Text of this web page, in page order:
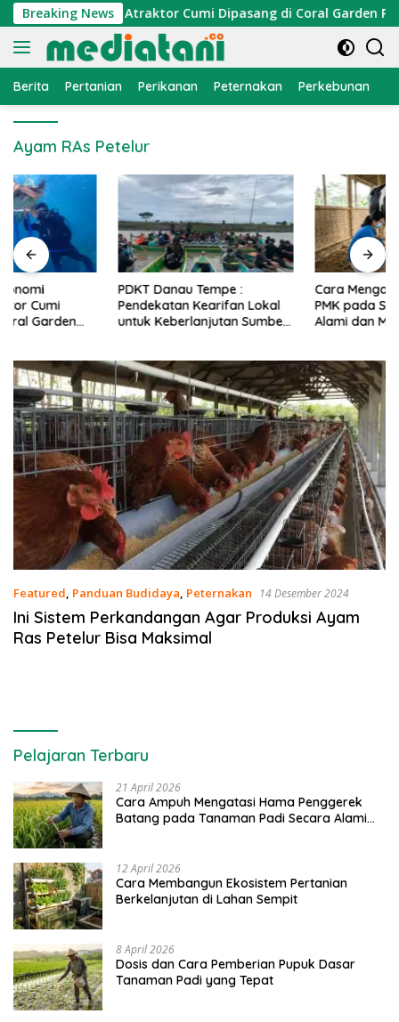
Langsung
ke
konten
Breaking News
Nelayan, Atraktor Cumi Dipasang di Coral Garden
Berita Pertanian Perikanan Peternakan Perkebunan
Ayam RAs Petelur
PDKT Danau Tempe :
Pendekatan Kearifan Lokal
untuk Keberlanjutan Sumber
Cara Mengatasi Penyakit
PMK pada Sapi Perah Secara
Alami dan Medis
Featured, Panduan Budidaya, Peternakan 14 Desember 2024
Ini Sistem Perkandangan Agar Produksi Ayam
Ras Petelur Bisa Maksimal
Pelajaran Terbaru
21 April 2026
Cara Ampuh Mengatasi Hama Penggerek
Batang pada Tanaman Padi Secara Alami
12 April 2026
Cara Membangun Ekosistem Pertanian
Berkelanjutan di Lahan Sempit
8 April 2026
Dosis dan Cara Pemberian Pupuk Dasar
Tanaman Padi yang Tepat